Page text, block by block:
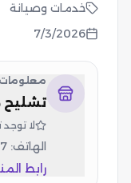
خدمات وصيانة
7/3/2026
تشليح
لا
الهاتف:
رابط